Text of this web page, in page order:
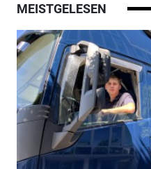
MEISTGELESEN